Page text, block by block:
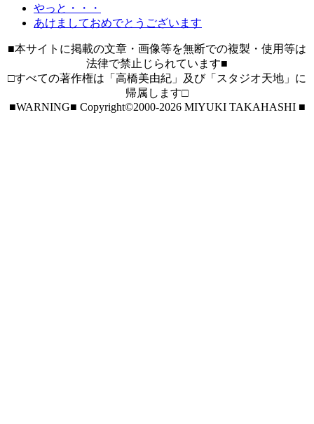
やっと・・・
あけましておめでとうございます
■本サイトに掲載の文章・画像等を無断での複製・使用等は
法律で禁止じられています■
□すべての著作権は「高橋美由紀」及び「スタジオ天地」に
帰属します□
■WARNING■ Copyright©2000-2026 MIYUKI TAKAHASHI ■